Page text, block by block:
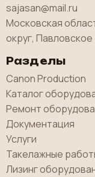
sajasan@mail.ru
Московская
округ, Павловское
Разделы
Canon Production
Каталог
Ремонт
Документация
Услуги
Такелажные
Лизинг